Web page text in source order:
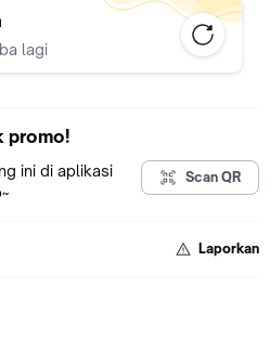
lagi
promo!
ini di aplikasi
Scan QR
Laporkan